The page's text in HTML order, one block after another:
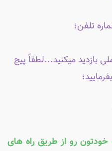
تلفن؛
بازدید میکنید...لطفاً پیج
خودتون رو از طریق راه های